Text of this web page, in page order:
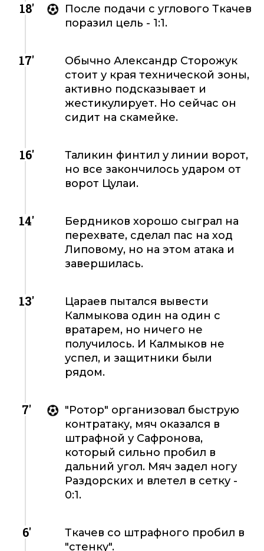
18'
После подачи с углового Ткачев
поразил цель - 1:1.
17'
Обычно Александр Сторожук
стоит у края технической зоны,
активно подсказывает и
жестикулирует. Но сейчас он
сидит на скамейке.
16'
Таликин финтил у линии ворот,
но все закончилось ударом от
ворот Цулаи.
14'
Бердников хорошо сыграл на
перехвате, сделал пас на ход
Липовому, но на этом атака и
завершилась.
13'
Цараев пытался вывести
Калмыкова один на один с
вратарем, но ничего не
получилось. И Калмыков не
успел, и защитники были
рядом.
7'
"Ротор" организовал быструю
контратаку, мяч оказался в
штрафной у Сафронова,
который сильно пробил в
дальний угол. Мяч задел ногу
Раздорских и влетел в сетку -
0:1.
6'
Ткачев со штрафного пробил в
"стенку".